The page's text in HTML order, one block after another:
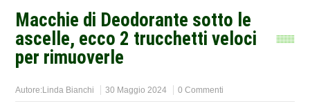
Macchie di Deodorante sotto le
ascelle, ecco 2 trucchetti veloci
per rimuoverle
Autore:Linda Bianchi 30 Maggio 2024 0 Commenti